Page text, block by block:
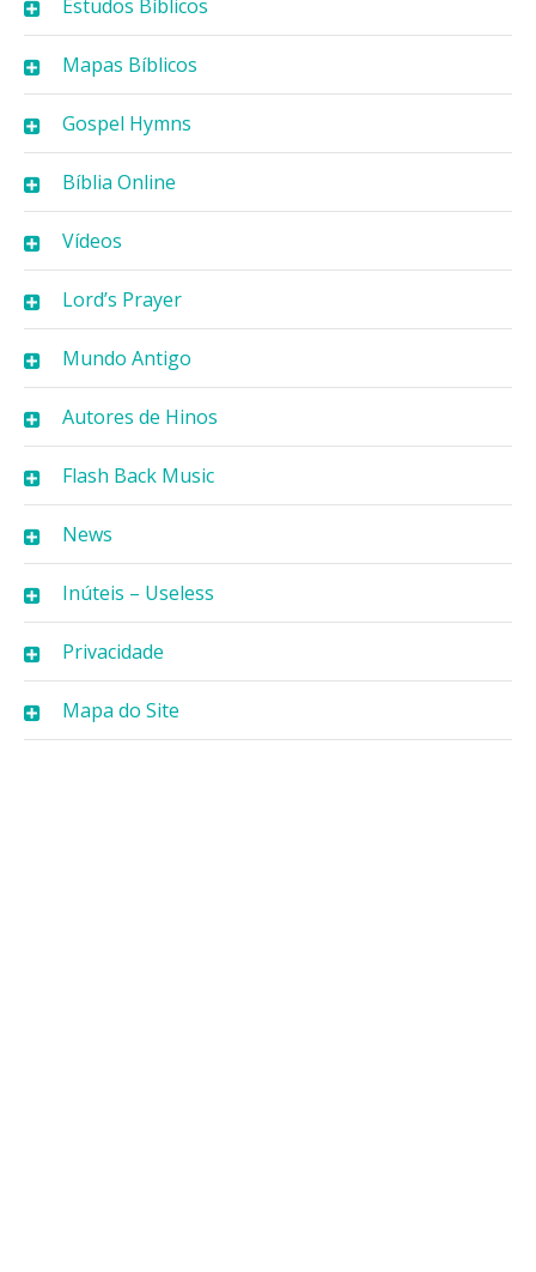
Estudos Bíblicos
Mapas Bíblicos
Gospel Hymns
Bíblia Online
Vídeos
Lord’s Prayer
Mundo Antigo
Autores de Hinos
Flash Back Music
News
Inúteis – Useless
Privacidade
Mapa do Site